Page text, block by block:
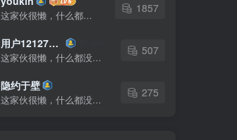
这家伙很懒，什么都没有写...
1857
用户12127023
这家伙很懒，什么都没有写...
507
隐约于壁
这家伙很懒，什么都没有写...
275